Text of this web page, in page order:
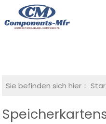
Sie befinden sich hier：